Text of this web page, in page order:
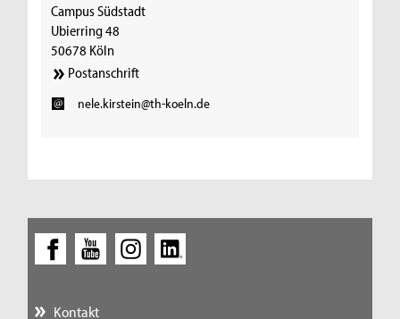
Campus Südstadt
Ubierring 48
50678 Köln
Postanschrift
nele.kirstein@th-koeln.de
Kontakt